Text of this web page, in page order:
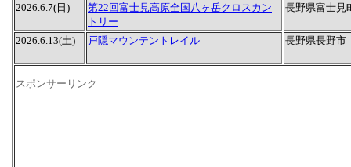
2026.6.7(日)
第22回富士見高原全国八ヶ岳クロスカン
トリー
長野県富士見
2026.6.13(土) 戸隠マウンテントレイル 長野県長野市
スポンサーリンク